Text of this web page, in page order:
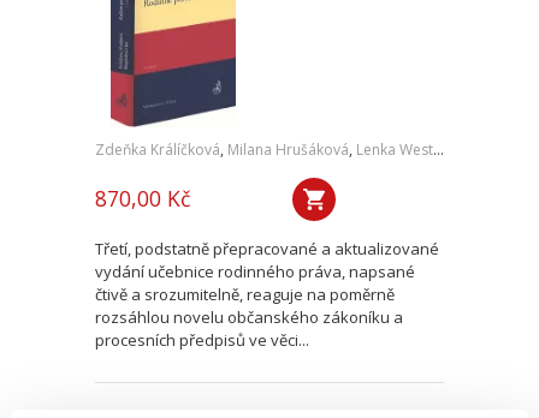
Zdeňka Králíčková, Milana Hrušáková, Lenka Westphalová
870,00 Kč
Třetí, podstatně přepracované a aktualizované
vydání učebnice rodinného práva, napsané
čtivě a srozumitelně, reaguje na poměrně
rozsáhlou novelu občanského zákoníku a
procesních předpisů ve věci...